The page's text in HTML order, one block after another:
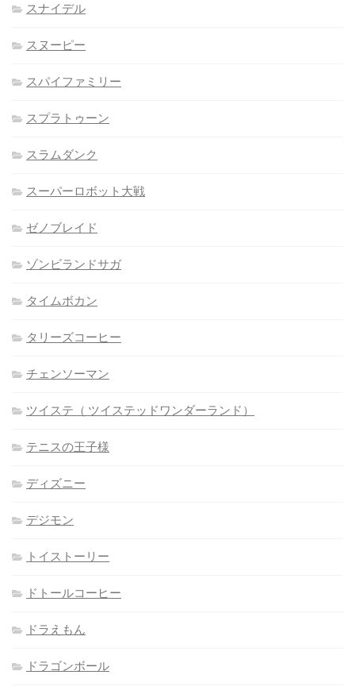
スナイデル
スヌーピー
スパイファミリー
スプラトゥーン
スラムダンク
スーパーロボット大戦
ゼノブレイド
ゾンビランドサガ
タイムボカン
タリーズコーヒー
チェンソーマン
ツイステ（ ツイステッドワンダーランド）
テニスの王子様
ディズニー
デジモン
トイストーリー
ドトールコーヒー
ドラえもん
ドラゴンボール